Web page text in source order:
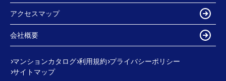
アクセスマップ
会社概要
マンションカタログ 利用規約 プライバシーポリシー
サイトマップ